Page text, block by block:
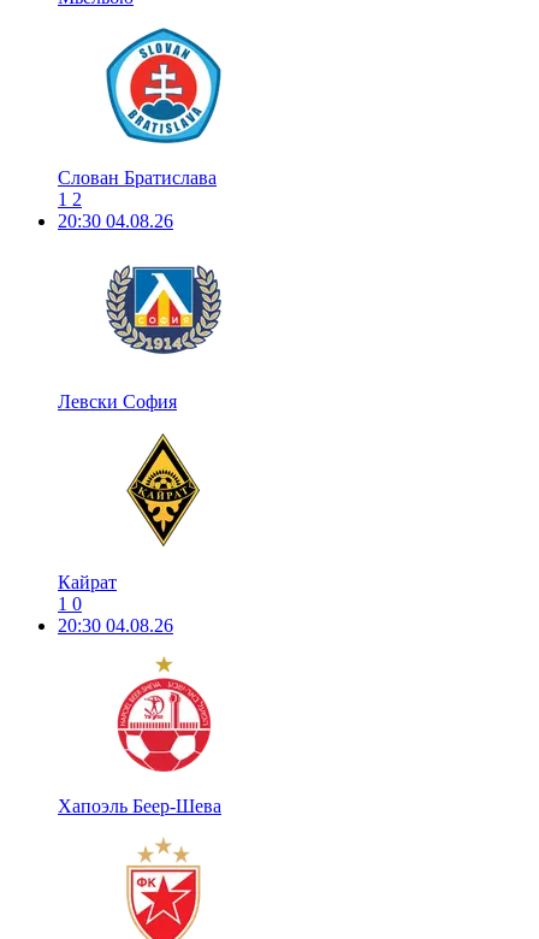
Слован Братислава
1 2
20:30 04.08.26
Левски София
Кайрат
1 0
20:30 04.08.26
Хапоэль Беер-Шева